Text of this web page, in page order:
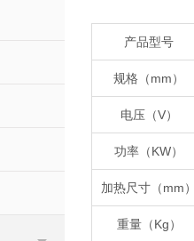
产品型号
规格（mm）
电压（V）
功率（KW）
加热尺寸（mm
重量（Kg）